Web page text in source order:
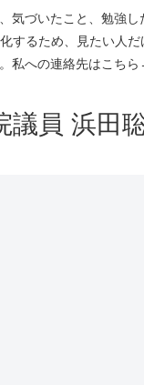
づいたこと、勉強
るため、見たい人
。私への連絡先はこ
議員 浜田